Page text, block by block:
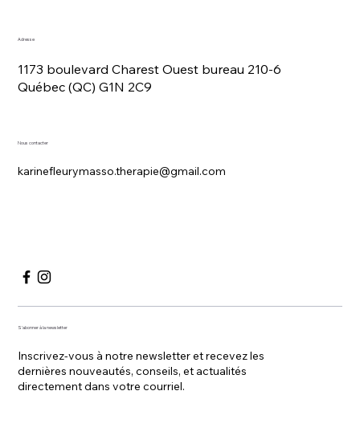
Adresse
1173 boulevard Charest Ouest bureau 210-6
Québec (QC) G1N 2C9
Nous contacter
karinefleurymasso.therapie@gmail.com
S'abonner à la newsletter
Inscrivez-vous à notre newsletter et recevez les
dernières nouveautés, conseils, et actualités
directement dans votre courriel.